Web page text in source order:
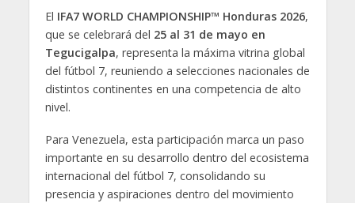
El IFA7 WORLD CHAMPIONSHIP™ Honduras 2026,
que se celebrará del 25 al 31 de mayo en
Tegucigalpa, representa la máxima vitrina global
del fútbol 7, reuniendo a selecciones nacionales de
distintos continentes en una competencia de alto
nivel.
Para Venezuela, esta participación marca un paso
importante en su desarrollo dentro del ecosistema
internacional del fútbol 7, consolidando su
presencia y aspiraciones dentro del movimiento